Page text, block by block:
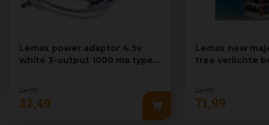
Lemax power adaptor 4.5v
white 3-output 1000 ma type-l
24 99
22,49
Lemax new
tree verlichte
79,99
71,99